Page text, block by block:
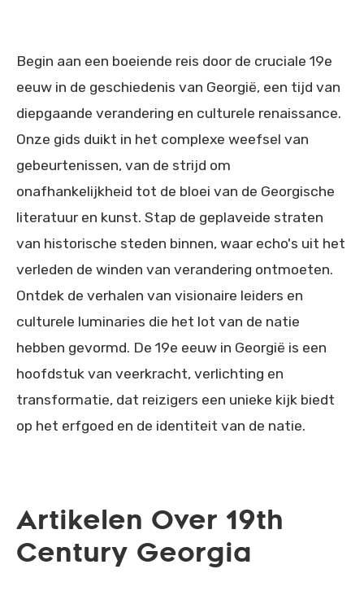
Begin aan een boeiende reis door de cruciale 19e
eeuw in de geschiedenis van Georgië, een tijd van
diepgaande verandering en culturele renaissance.
Onze gids duikt in het complexe weefsel van
gebeurtenissen, van de strijd om
onafhankelijkheid tot de bloei van de Georgische
literatuur en kunst. Stap de geplaveide straten
van historische steden binnen, waar echo's uit het
verleden de winden van verandering ontmoeten.
Ontdek de verhalen van visionaire leiders en
culturele luminaries die het lot van de natie
hebben gevormd. De 19e eeuw in Georgië is een
hoofdstuk van veerkracht, verlichting en
transformatie, dat reizigers een unieke kijk biedt
op het erfgoed en de identiteit van de natie.
Artikelen Over 19th
Century Georgia